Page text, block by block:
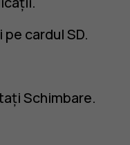
cardul SD.
Schimbare.